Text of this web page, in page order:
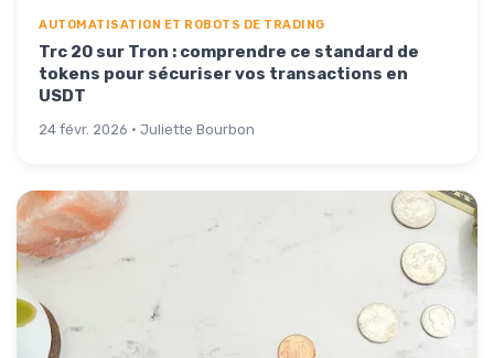
AUTOMATISATION ET ROBOTS DE TRADING
Trc 20 sur Tron : comprendre ce standard de
tokens pour sécuriser vos transactions en
USDT
24 févr. 2026 · Juliette Bourbon